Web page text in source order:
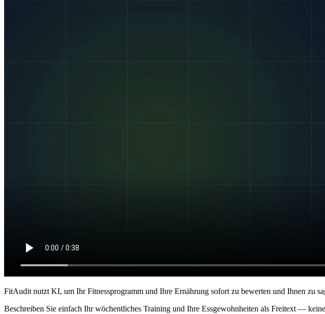
FitAudit nutzt KI, um Ihr Fitnessprogramm und Ihre Ernährung sofort zu bewerten und Ihnen zu
Beschreiben Sie einfach Ihr wöchentliches Training und Ihre Essgewohnheiten als Freitext —